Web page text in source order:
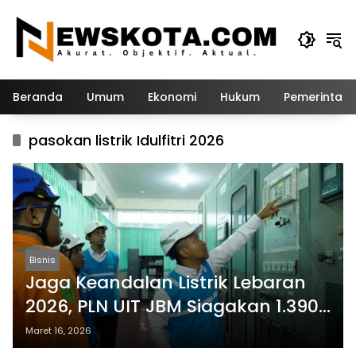
konten
Beranda Umum Ekonomi Hukum
pasokan listrik Idulfitri 2026
Bisnis
Jaga Keandalan Listrik Lebaran
2026, PLN UIT JBM Siagakan 1.390
Personel dan 16 Posko
Maret 16, 2026